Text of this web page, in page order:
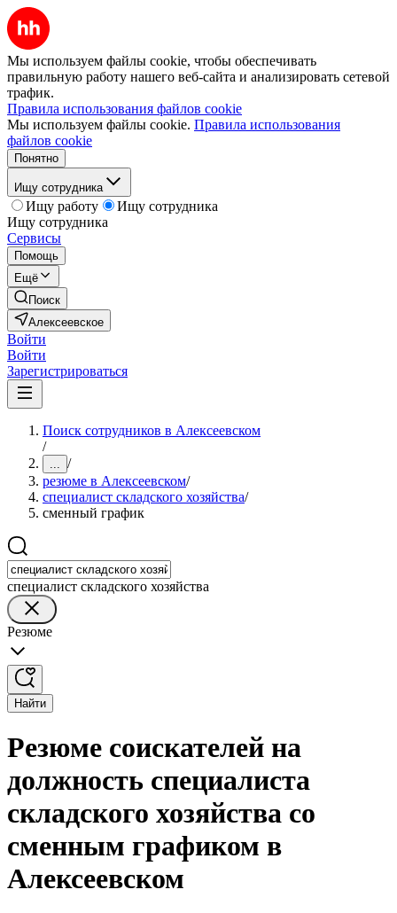
Мы используем файлы cookie, чтобы обеспечивать
правильную работу нашего веб-сайта и анализировать сетевой
трафик.
Правила использования файлов cookie
Мы используем файлы cookie. Правила использования
файлов cookie
Понятно
Ищу сотрудника
Ищу работу
Ищу сотрудника
Ищу сотрудника
Сервисы
Помощь
Ещё
Поиск
Алексеевское
Войти
Войти
Зарегистрироваться
Поиск сотрудников в Алексеевском
/
... /
резюме в Алексеевском/
специалист складского хозяйства/
сменный график
специалист складского хозяйства
Резюме
Найти
Резюме соискателей на
должность специалиста
складского хозяйства со
сменным графиком в
Алексеевском